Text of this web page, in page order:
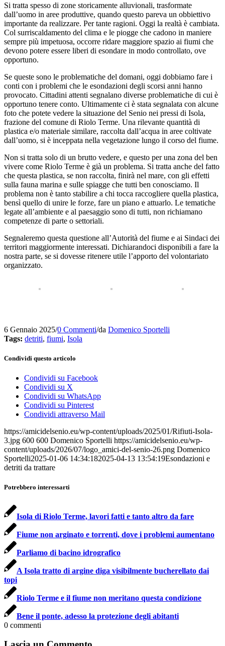
Si tratta spesso di zone storicamente alluvionali, trasformate
dall’uomo in aree produttive, quando questo pareva un obbiettivo
importante da realizzare. Per tante ragioni. Oggi la realtà è cambiata.
Col surriscaldamento del clima e le piogge che cadono in maniere
sempre più impetuosa, occorre ridare maggiore spazio ai fiumi che
devono potere essere liberi di esondare in modo controllato, ove
opportuno.
Se queste sono le problematiche del domani, oggi dobbiamo fare i
conti con i problemi che le esondazioni degli scorsi anni hanno
provocato. Cittadini attenti segnalano diverse problematiche di cui è
opportuno tenere conto. Ultimamente ci è stata segnalata con alcune
foto che potete vedere la situazione del Senio nei pressi di Isola,
frazione del comune di Riolo Terme. Una rilevante quantità di
plastica e/o materiale similare, raccolta dall’acqua in aree coltivate
dall’uomo, si è inceppata nella vegetazione lungo il corso del fiume.
Non si tratta solo di un brutto vedere, e questo per una zona del ben
vivere come Riolo Terme è già un problema. Si tratta anche del fatto
che questa plastica, se non raccolta, finirà nel mare, con gli effetti
sulla fauna marina e sulle spiagge che tutti ben conosciamo. Il
problema non è tanto stabilire a chi tocca raccogliere quella plastica,
bensì quello di unire le forze, fare un piano e attuarlo. Le tematiche
legate all’ambiente e al paesaggio sono di tutti, non richiamano
competenze di parte o settoriali.
Segnaleremo questa questione all’Autorità del fiume e ai Sindaci dei
territori maggiormente interessati. Dichiarandoci disponibili a fare la
nostra parte, se si dovesse ritenere utile l’apporto del volontariato
organizzato.
6 Gennaio 2025/0 Commenti/da Domenico Sportelli
Tags: detriti, fiumi, Isola
Condividi questo articolo
Condividi su Facebook
Condividi su X
Condividi su WhatsApp
Condividi su Pinterest
Condividi attraverso Mail
https://amicidelsenio.eu/wp-content/uploads/2025/01/Rifiuti-Isola-
3.jpg 600 600 Domenico Sportelli https://amicidelsenio.eu/wp-
content/uploads/2026/07/logo_amici-del-senio-26.png Domenico
Sportelli2025-01-06 14:34:182025-04-13 13:54:19Esondazioni e
detriti da trattare
Potrebbero interessarti
Isola di Riolo Terme, lavori fatti e tanto altro da fare
Fiume non arginato e torrenti, dove i problemi aumentano
Parliamo di bacino idrografico
A Isola tratto di argine diga visibilmente bucherellato dai
topi
Riolo Terme e il fiume non meritano questa condizione
Bene il ponte, adesso la protezione degli abitanti
0 commenti